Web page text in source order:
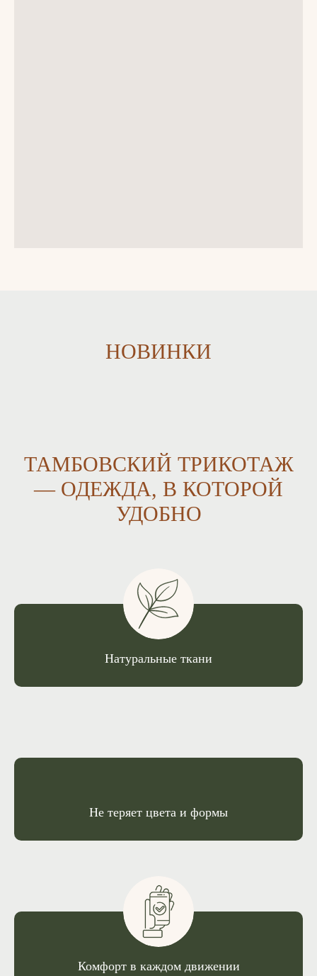
НОВИНКИ
ТАМБОВСКИЙ ТРИКОТАЖ
— ОДЕЖДА, В КОТОРОЙ
УДОБНО
Натуральные ткани
Не теряет цвета и формы
Комфорт в каждом движении